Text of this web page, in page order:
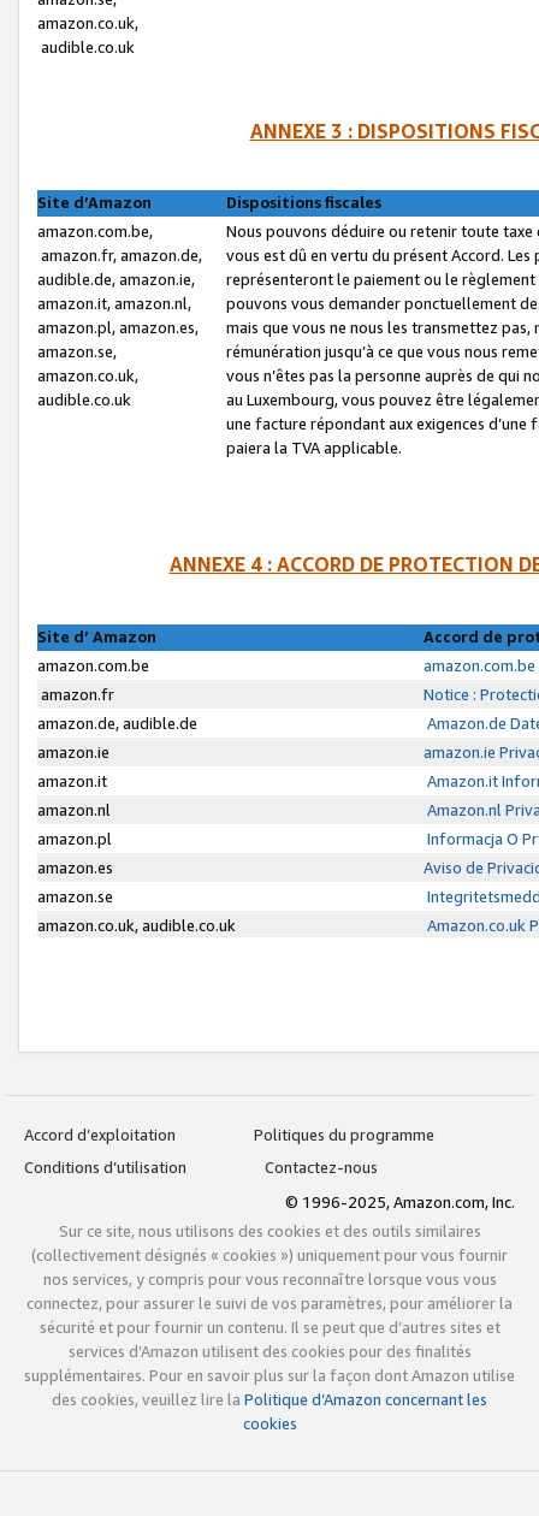
amazon.co.uk,
audible.co.uk
ANNEXE 3 : DISPOSITIONS
Site d’Amazon
Dispositions fiscales
amazon.com.be,
amazon.fr, amazon.de,
audible.de, amazon.ie,
amazon.it, amazon.nl,
amazon.pl, amazon.es,
amazon.se,
amazon.co.uk,
audible.co.uk
Nous pouvons déduire ou retenir toute
vous est dû en vertu du présent Accord.
représenteront le paiement ou le
pouvons vous demander ponctuellement
mais que vous ne nous les transmettez
rémunération jusqu’à ce que vous nous
vous n’êtes pas la personne auprès de qui
au Luxembourg, vous pouvez être
une facture répondant aux exigences
paiera la TVA applicable.
ANNEXE 4 : ACCORD DE PROTECTION
Site d’ Amazon
Accord de
amazon.com.be
amazon.fr
Notice :
amazon.de, audible.de
Amazon.de
amazon.ie
amazon.ie
amazon.it
Amazon.it
amazon.nl
Amazon.nl
amazon.pl
Informacja O
amazon.es
Aviso de
amazon.se
amazon.co.uk, audible.co.uk
Amazon.co.uk
Accord d’exploitation
Politiques du programme
Conditions d’utilisation
Contactez-nous
© 1996-2025, Amazon.com, Inc.
Sur ce site, nous utilisons des cookies et des outils similaires
(collectivement désignés « cookies ») uniquement pour vous fournir
nos services, y compris pour vous reconnaître lorsque vous vous
connectez, pour assurer le suivi de vos paramètres, pour améliorer la
sécurité et pour fournir un contenu. Il se peut que d’autres sites et
services d’Amazon utilisent des cookies pour des finalités
supplémentaires. Pour en savoir plus sur la façon dont Amazon utilise
des cookies, veuillez lire la Politique d’Amazon concernant les
cookies